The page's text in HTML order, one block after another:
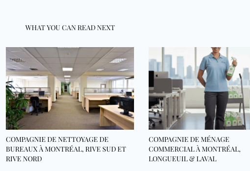
WHAT YOU CAN READ NEXT
COMPAGNIE DE NETTOYAGE DE
BUREAUX À MONTRÉAL, RIVE SUD ET
RIVE NORD
COMPAGNIE DE MÉNAGE
COMMERCIAL À MONTRÉAL,
LONGUEUIL & LAVAL